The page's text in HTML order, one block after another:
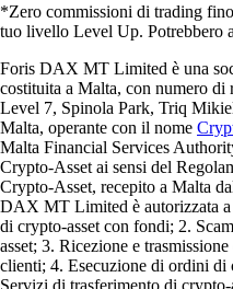
*Zero commissioni di trading
tuo livello Level Up. Potrebbero
Foris DAX MT Limited è una
costituita a Malta, con numero di
Level 7, Spinola Park, Triq
Malta, operante con il nome
Malta Financial Services
Crypto-Asset ai sensi del
Crypto-Asset, recepito a Malta
DAX MT Limited è autorizzata
di crypto-asset con fondi; 2.
asset; 3. Ricezione e
clienti; 4. Esecuzione di ordini di